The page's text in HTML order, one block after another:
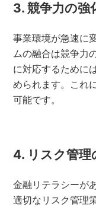
3. 競争力の強
事業環境が急速に
ムの融合は競争力
に対応するために
められます。これ
可能です。
4. リスク管理
金融リテラシーが
適切なリスク管理